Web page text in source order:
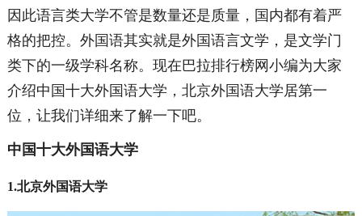
因此语言类大学不管是数量还是质量，国内都有着严
格的把控。外国语其实就是外国语言文学，是文学门
类下的一级学科名称。现在巴拉排行榜网小编为大家
介绍中国十大外国语大学，北京外国语大学居第一
位，让我们详细来了解一下吧。
中国十大外国语大学
1.北京外国语大学